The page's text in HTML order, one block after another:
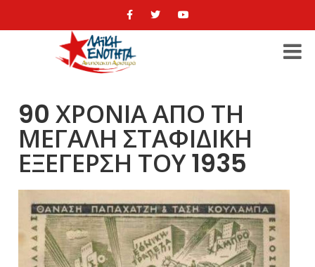
90 ΧΡΟΝΙΑ ΑΠΟ ΤΗ
ΜΕΓΑΛΗ ΣΤΑΦΙΔΙΚΗ
ΕΞΕΓΕΡΣΗ ΤΟΥ 1935